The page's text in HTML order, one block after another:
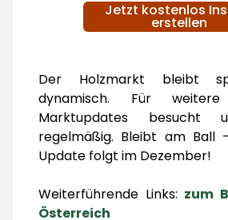
Jetzt kostenlos
erstellen
Der Holzmarkt bleibt
dynamisch. Für
Marktupdates besucht
regelmäßig. Bleibt am Ball
Update folgt im Dezember!
Weiterführende Links: zum
Österreich